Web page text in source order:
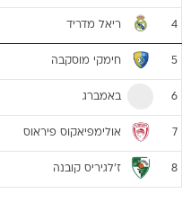
4 ריאל מדריד
5 חימקי מוסקבה
6 באמברג
7 אולימפיאקוס פיראוס
8 ז'לגיריס קובנה